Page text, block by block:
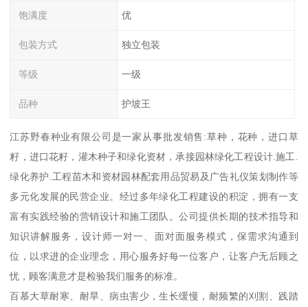
饱满度 优
包装方式 独立包装
等级 一级
品种 护坡王
江苏野春种业有限公司是一家从事批发销售:草种，花种，进口草
籽，进口花籽，灌木种子和绿化资材，承接园林绿化工程设计.施工.
绿化养护.工程苗木和资材园林配套用品贸易及广告礼仪策划制作等
多元化发展的民营企业。经过多年绿化工程建设的积淀，拥有一支
富有实践经验的营销设计和施工团队。公司提供长期的技术指导和
知识讲解服务，设计师一对一、面对面服务模式，保需求沟通到
位，以求进的企业理念，用心服务好每一位客户，让客户无后顾之
忧，顾客满意才是检验我们服务的标准。
百慕大草耐寒、耐旱、病虫害少，生长缓慢，耐频繁的刈割、践踏